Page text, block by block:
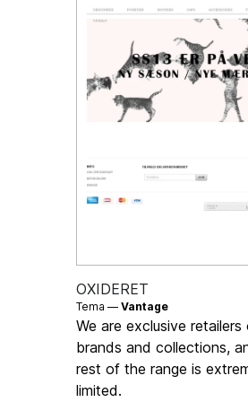
OXIDERET
Tema —Vantage
We are exclusive retailers
brands and collections,
rest of the range is
limited.